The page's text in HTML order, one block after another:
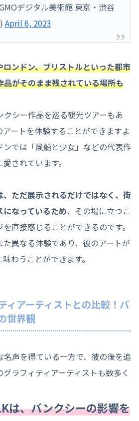
デジタル美術館 東京・渋谷
April 6, 2023
ロンドン、ブリストルといった都市
がそのまま残されている場所も
クシー作品を巡る観光ツアーもあ
アートを体験することができますよ
では「風船と少女」などの代表作
されています。
ただ展示されるだけではなく、街
なっているため、その場に立つこ
直接感じることができるのです。
異なる体験であり、彼のアートが
わうことができます。
ィアーティストとの比較！バ
世界観
声を得ている一方で、彼の後を追
ラフィティアーティストも数多く
は、バンクシーの影響を